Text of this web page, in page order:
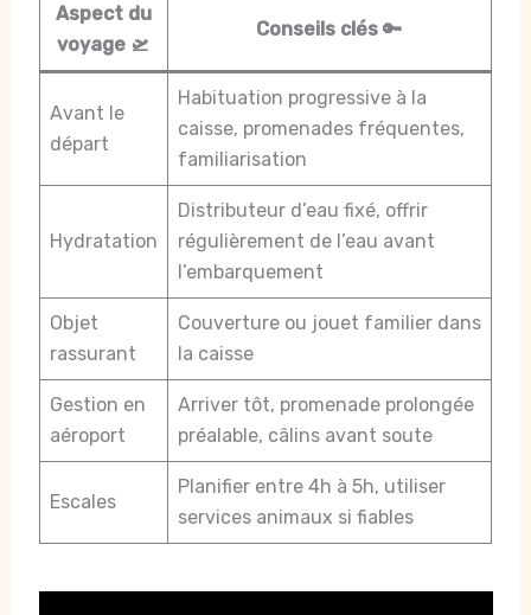
Aspect du
voyage 🛫
Conseils clés 🔑
Avant le
départ
Habituation progressive à la
caisse, promenades fréquentes,
familiarisation
Hydratation
Distributeur d’eau fixé, offrir
régulièrement de l’eau avant
l’embarquement
Objet
rassurant
Couverture ou jouet familier dans
la caisse
Gestion en
aéroport
Arriver tôt, promenade prolongée
préalable, câlins avant soute
Escales
Planifier entre 4h à 5h, utiliser
services animaux si fiables